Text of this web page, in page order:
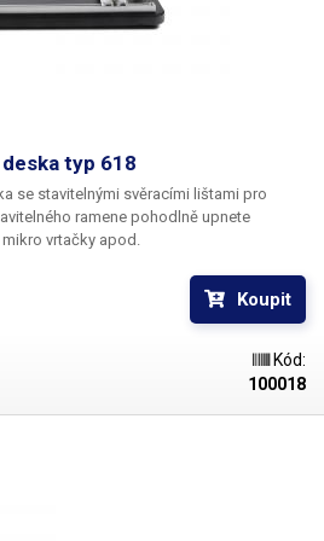
typ 618
se stavitelnými svěracími lištami pro
ramene pohodlně upnete
vrtačky apod.
Koupit
Kód:
100018